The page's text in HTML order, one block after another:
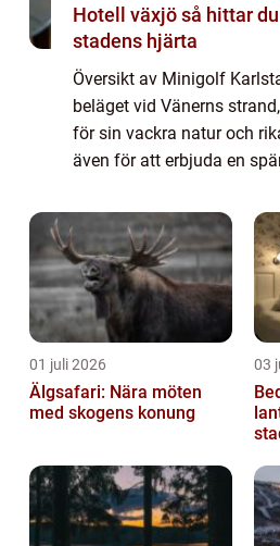
Hotell växjö så hittar du rätt boende i
stadens hjärta
Översikt av Minigolf
beläget vid Vänerns
för sin vackra natur och
även för att erbjuda en
Karlstad. Den här
01 juli 2026
Älgsafari: Nära möten
med skogens konung
03